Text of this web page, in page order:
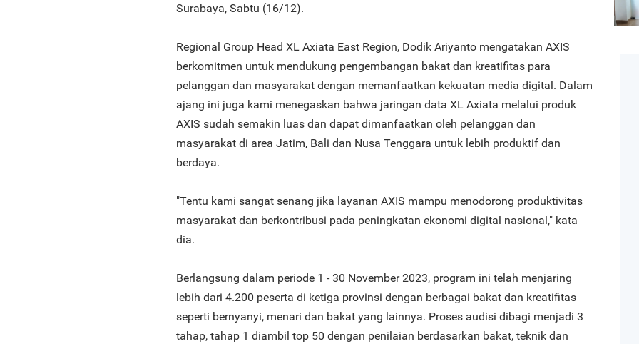
Surabaya, Sabtu (16/12).
Regional Group Head XL Axiata East Region, Dodik Ariyanto mengatakan AXIS
berkomitmen untuk mendukung pengembangan bakat dan kreatifitas para
pelanggan dan masyarakat dengan memanfaatkan kekuatan media digital. Dalam
ajang ini juga kami menegaskan bahwa jaringan data XL Axiata melalui produk
AXIS sudah semakin luas dan dapat dimanfaatkan oleh pelanggan dan
masyarakat di area Jatim, Bali dan Nusa Tenggara untuk lebih produktif dan
berdaya.
"Tentu kami sangat senang jika layanan AXIS mampu menodorong produktivitas
masyarakat dan berkontribusi pada peningkatan ekonomi digital nasional," kata
dia.
Berlangsung dalam periode 1 - 30 November 2023, program ini telah menjaring
lebih dari 4.200 peserta di ketiga provinsi dengan berbagai bakat dan kreatifitas
seperti bernyanyi, menari dan bakat yang lainnya. Proses audisi dibagi menjadi 3
tahap, tahap 1 diambil top 50 dengan penilaian berdasarkan bakat, teknik dan